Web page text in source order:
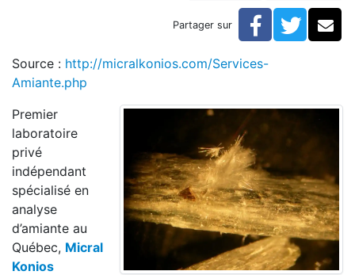
Hypersensibilités environnementales
Quand devrait-on effectuer des analyses d'amiante?
Partager sur Facebook
Source : http://micralkonios.com/Services-
Amiante.php
Premier
laboratoire
privé
indépendant
spécialisé en
analyse
d’amiante au
Québec, Micral
Konios